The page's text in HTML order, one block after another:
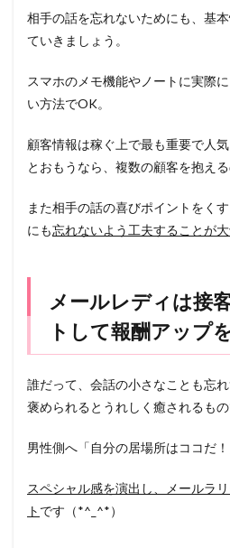
相手の話を忘れないためにも、基
ていきましょう。
スマホのメモ機能やノートに実際
い方法でOK。
顧客情報は稼ぐ上で最も重要で人
とおもうなら、複数の顧客を抱える
また相手の話の喜びポイントをく
にも忘れないよう工夫することが
メールレディは接
トして報酬アップ
誰だって、会話の小さなことも忘
褒められるとうれしく癒されるも
男性側へ「自分の居場所はココだ
スペシャル感を演出し、メールラ
ト です（*^_^*）